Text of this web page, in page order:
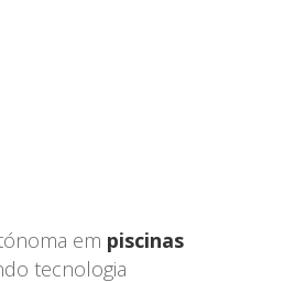
em piscinas
tecnologia